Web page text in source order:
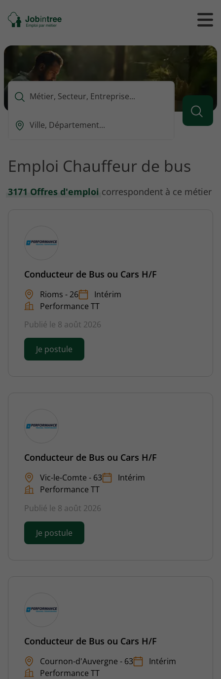
Se
rendre
l'accueil
Ouvrir
/
le
Que
vous
rechercher
Ou
vous
voulez
rechercher
Emploi Chauffeur de bus
3171 Offres d'emploi correspondent à ce métier
Conducteur de Bus ou Cars H/F
Rioms - 26
Intérim
Performance TT
Publié le 8 août 2026
Je postule
Conducteur de Bus ou Cars H/F
Vic-le-Comte - 63
Intérim
Performance TT
Publié le 8 août 2026
Je postule
Conducteur de Bus ou Cars H/F
Cournon-d'Auvergne - 63
Intérim
Performance TT